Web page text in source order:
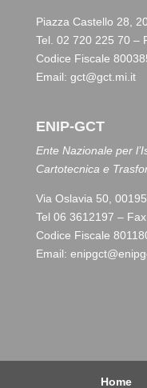
Piazza Castello 28,
Tel. 02 720 225 70 –
Codice Fiscale
Email: gct@gct.mi.it
ENIP-GCT
Ente Nazionale per
Cartotecnica e
Via Oslavia 50,
Tel 06 3612197 –
Codice Fiscale
Email:
Home